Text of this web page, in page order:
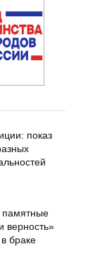
показ
памятные
верность»
браке